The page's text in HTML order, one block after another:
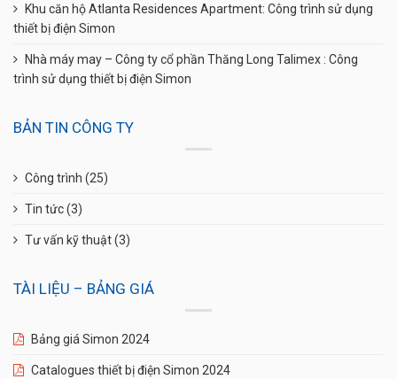
Khu căn hộ Atlanta Residences Apartment: Công trình sử dụng
thiết bị điện Simon
Nhà máy may – Công ty cổ phần Thăng Long Talimex : Công
trình sử dụng thiết bị điện Simon
BẢN TIN CÔNG TY
Công trình (25)
Tin tức(3)
Tư vấn kỹ thuật(3)
TÀI LIỆU – BẢNG GIÁ
Bảng giá Simon 2024
Catalogues thiết bị điện Simon 2024